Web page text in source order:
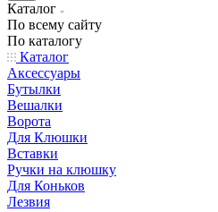
Каталог
По всему сайту
По каталогу
Каталог
Аксессуары
Бутылки
Вешалки
Ворота
Для Клюшки
Вставки
Ручки на клюшку
Для Коньков
Лезвия